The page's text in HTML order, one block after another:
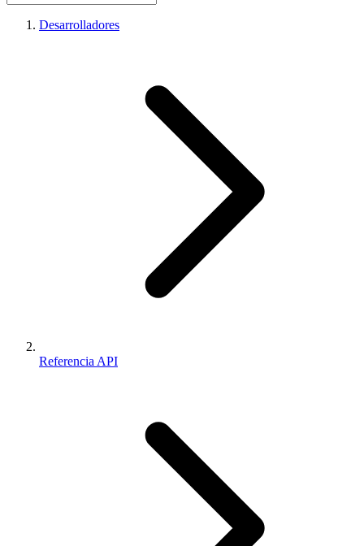
Desarrolladores
Referencia API